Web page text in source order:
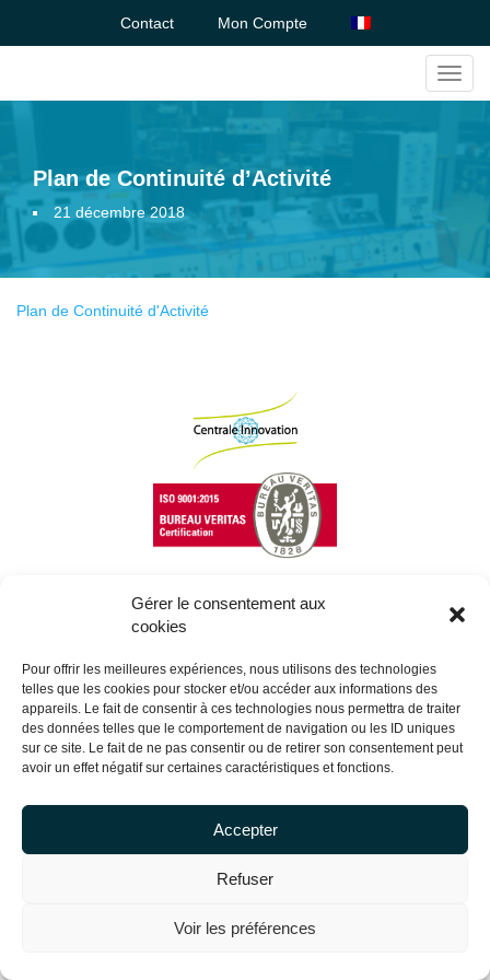
Gérer le consentement aux
cookies
Pour offrir les meilleures expériences, nous utilisons des technologies
telles que les cookies pour stocker et/ou accéder aux informations des
appareils. Le fait de consentir à ces technologies nous permettra de traiter
des données telles que le comportement de navigation ou les ID uniques
sur ce site. Le fait de ne pas consentir ou de retirer son consentement peut
avoir un effet négatif sur certaines caractéristiques et fonctions.
Accepter
Refuser
Voir les préférences
Contact Mon Compte
Plan de Continuité d’Activité
21 décembre 2018
Plan de Continuité d'Activité
Copyright Centrale Innovation © 2026 |